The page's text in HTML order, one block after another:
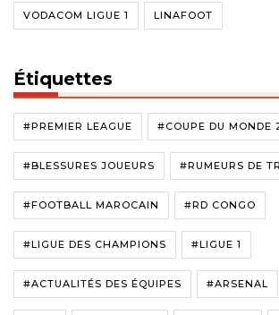
VODACOM LIGUE 1 LINAFOOT
Étiquettes
#PREMIER LEAGUE #COUPE DU MONDE
#BLESSURES JOUEURS #RUMEURS DE
#FOOTBALL MAROCAIN #RD CONGO
#LIGUE DES CHAMPIONS #LIGUE 1
#ACTUALITÉS DES ÉQUIPES #ARSENAL